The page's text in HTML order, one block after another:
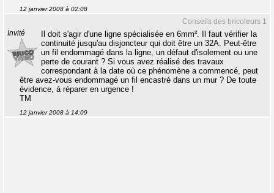
12 janvier 2008 à 02:08
Conseils des bricoleurs 1
Invité
Il doit s'agir d'une ligne spécialisée en 6mm². Il faut vérifier la
continuité jusqu'au disjoncteur qui doit être un 32A. Peut-être
un fil endommagé dans la ligne, un défaut d'isolement ou une
perte de courant ? Si vous avez réalisé des travaux
correspondant à la date où ce phénomène a commencé, peut
être avez-vous endommagé un fil encastré dans un mur ? De toute
évidence, à réparer en urgence !
TM
12 janvier 2008 à 14:09